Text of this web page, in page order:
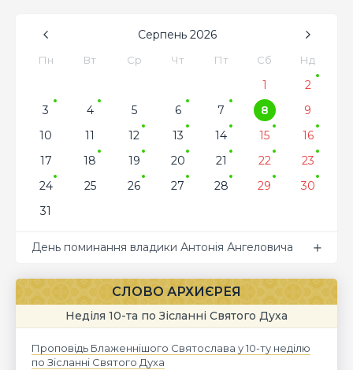
Серпень 2026
Пн Вт Ср Чт Пт Сб Нд
1
2
3
4 5 6 7 8
9
10
11 12 13 14 15
16
17
18 19 20 21 22
23
24
25 26 27 28 29
30
31
День поминання владики Антонія Ангеловича
СЛОВО АРХИЄРЕЯ
Неділя 10-та по Зісланні Святого Духа
Проповідь Блаженнішого Святослава у 10-ту неділю
по Зісланні Святого Духа